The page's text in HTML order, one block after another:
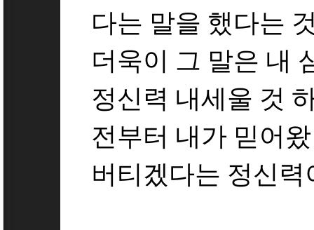
다는 말을 했다는
더욱이 그 말은 내
정신력 내세울 것
전부터 내가 믿어
버티겠다는 정신력